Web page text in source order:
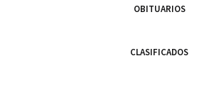
OBITUARIOS
CLASIFICADOS